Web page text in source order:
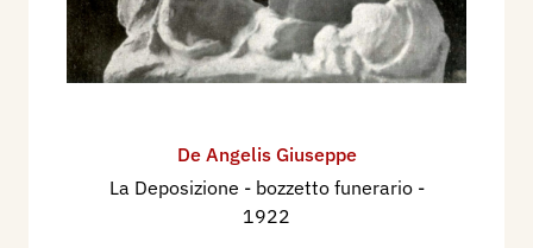
De Angelis Giuseppe
La Deposizione - bozzetto funerario -
1922